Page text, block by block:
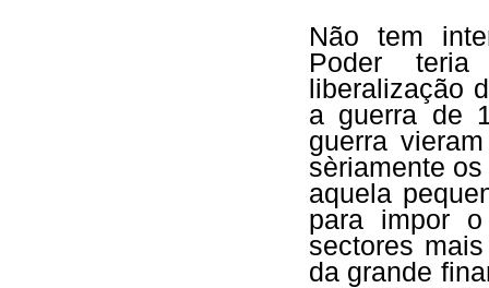
Não tem
Poder
liberalização
a guerra de
guerra
sèriamente
aquela
para impor
sectores
da grande